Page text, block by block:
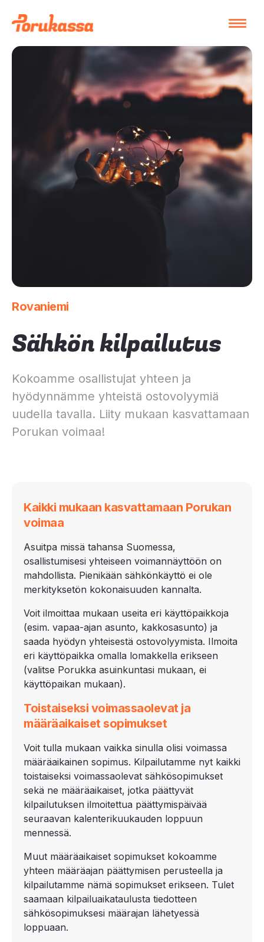
Rovaniemi
Sähkön kilpailutus
Kokoamme osallistujat yhteen ja
hyödynnämme yhteistä ostovolyymiä
uudella tavalla. Liity mukaan kasvattamaan
Porukan voimaa!
Kaikki mukaan kasvattamaan Porukan
voimaa
Asuitpa missä tahansa Suomessa,
osallistumisesi yhteiseen voimannäyttöön on
mahdollista. Pienikään sähkönkäyttö ei ole
merkityksetön kokonaisuuden kannalta.
Voit ilmoittaa mukaan useita eri käyttöpaikkoja
(esim. vapaa-ajan asunto, kakkosasunto) ja
saada hyödyn yhteisestä ostovolyymista. Ilmoita
eri käyttöpaikka omalla lomakkella erikseen
(valitse Porukka asuinkuntasi mukaan, ei
käyttöpaikan mukaan).
Toistaiseksi voimassaolevat ja
määräaikaiset sopimukset
Voit tulla mukaan vaikka sinulla olisi voimassa
määräaikainen sopimus. Kilpailutamme nyt kaikki
toistaiseksi voimassaolevat sähkösopimukset
sekä ne määräaikaiset, jotka päättyvät
kilpailutuksen ilmoitettua päättymispäivää
seuraavan kalenterikuukauden loppuun
mennessä.
Muut määräaikaiset sopimukset kokoamme
yhteen määräajan päättymisen perusteella ja
kilpailutamme nämä sopimukset erikseen. Tulet
saamaan kilpailuaikataulusta tiedotteen
sähkösopimuksesi määrajan lähetyessä
loppuaan.